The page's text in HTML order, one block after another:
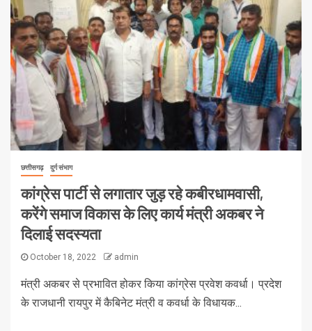
छत्तीसगढ़ दुर्ग संभाग
कांग्रेस पार्टी से लगातार जुड़ रहे कबीरधामवासी,
करेंगे समाज विकास के लिए कार्य मंत्री अकबर ने
दिलाई सदस्यता
October 18, 2022 admin
मंत्री अकबर से प्रभावित होकर किया कांग्रेस प्रवेश कवर्धा। प्रदेश
के राजधानी रायपुर में कैबिनेट मंत्री व कवर्धा के विधायक...